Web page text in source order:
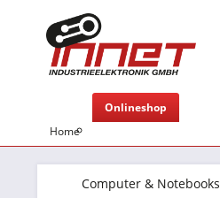
Home
Onlineshop
Computer & Notebooks